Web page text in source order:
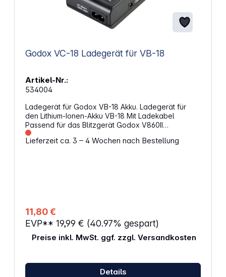
Godox VC-18 Ladegerät für VB-18
Artikel-Nr.:
534004
Ladegerät für Godox VB-18 Akku. Ladegerät für
den Lithium-Ionen-Akku VB-18 Mit Ladekabel
Passend für das Blitzgerät Godox V860II
Ladedauer: 2,5 Stunden
Lieferzeit ca. 3 – 4 Wochen nach Bestellung
11,80 €
EVP** 19,99 € (40.97% gespart)
Preise inkl. MwSt. ggf. zzgl. Versandkosten
Details